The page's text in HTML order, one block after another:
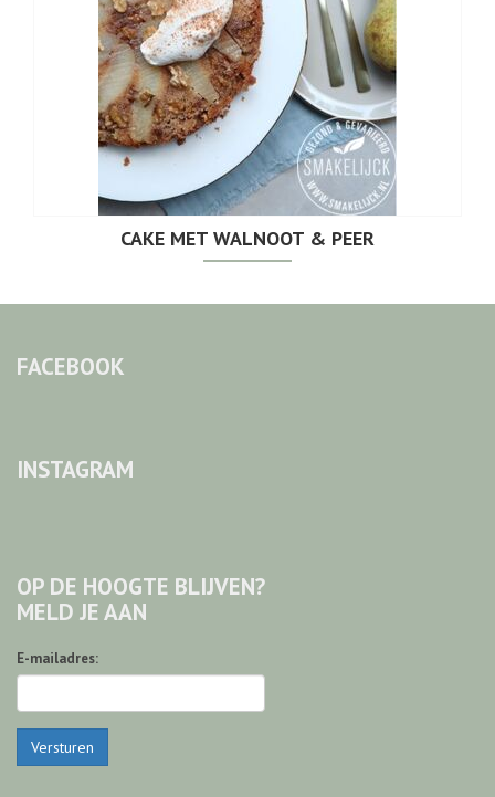
CAKE MET WALNOOT & PEER
FACEBOOK
INSTAGRAM
OP DE HOOGTE BLIJVEN?
MELD JE AAN
E-mailadres:
Versturen